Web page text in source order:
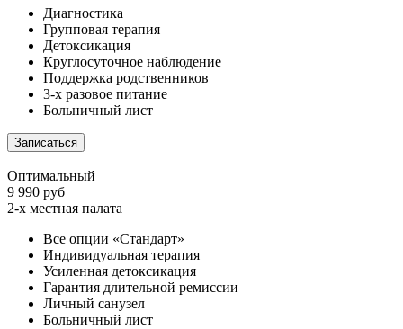
Диагностика
Групповая терапия
Детоксикация
Круглосуточное наблюдение
Поддержка родственников
3-х разовое питание
Больничный лист
Записаться
Оптимальный
9 990 руб
2-х местная палата
Все опции «Стандарт»
Индивидуальная терапия
Усиленная детоксикация
Гарантия длительной ремиссии
Личный санузел
Больничный лист